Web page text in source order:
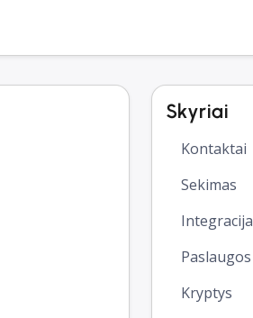
Skyriai
Kontaktai
Sekimas
Integracija
Paslaugos
Kryptys